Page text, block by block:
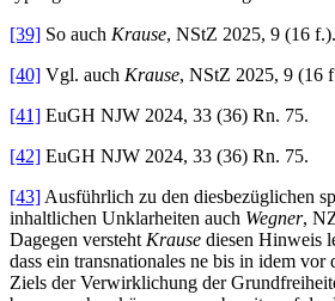
[39] So auch Krause, NStZ 2025, 9 (16 f.).
[40] Vgl. auch Krause, NStZ 2025, 9 (16
[41] EuGH NJW 2024, 33 (36) Rn. 75.
[42] EuGH NJW 2024, 33 (36) Rn. 75.
[43] Ausführlich zu den diesbezüglichen
inhaltlichen Unklarheiten auch Wegner,
Dagegen versteht Krause diesen Hinweis
dass ein transnationales ne bis in idem vor
Ziels der Verwirklichung der